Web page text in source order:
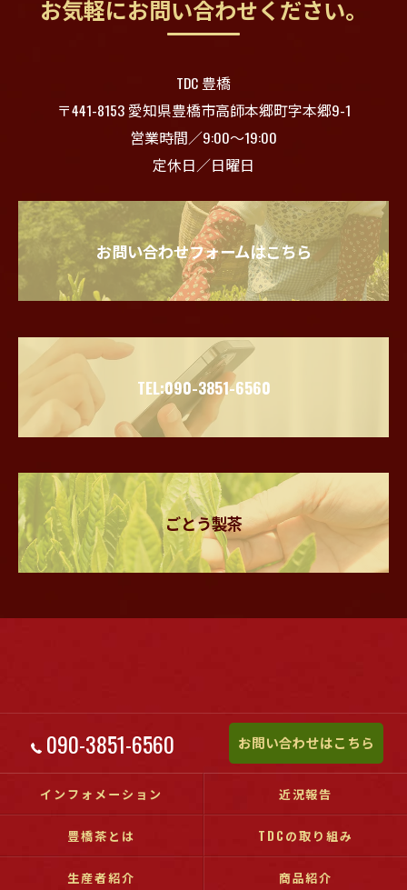
お気軽にお問い合わせください。
TDC 豊橋
〒441-8153 愛知県豊橋市高師本郷町字本郷9-1
営業時間／9:00～19:00
定休日／日曜日
お問い合わせフォームはこちら
TEL:090-3851-6560
ごとう製茶
090-3851-6560 お問い合わせはこちら
インフォメーション 近況報告
豊橋茶とは TDCの取り組み
生産者紹介 商品紹介